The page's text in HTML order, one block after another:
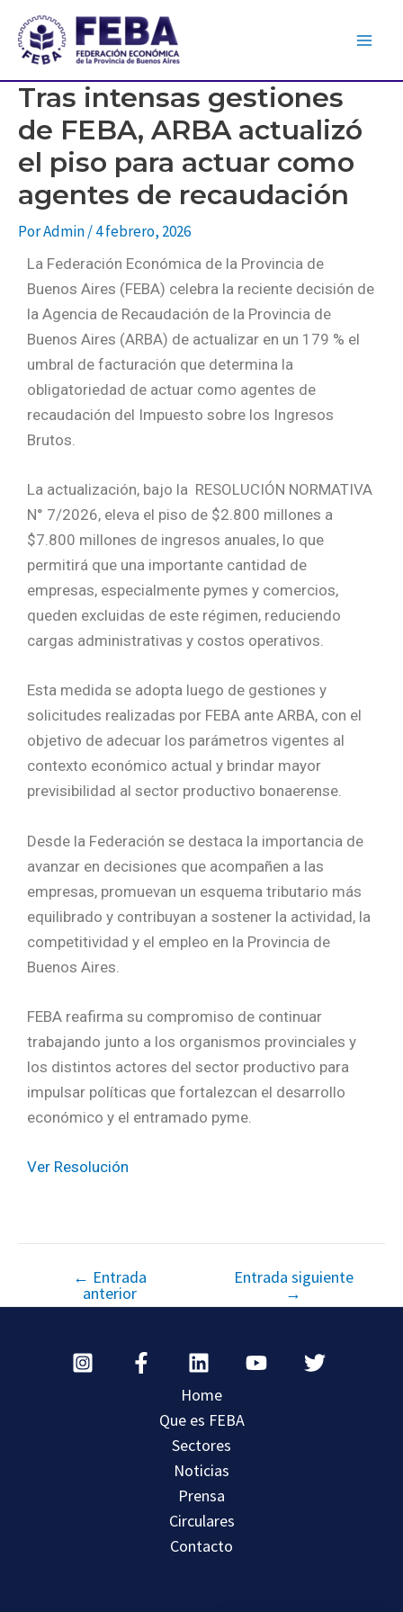
Tras intensas gestiones
de FEBA, ARBA actualizó
el piso para actuar como
agentes de recaudación
PorAdmin/4 febrero, 2026
La Federación Económica de la Provincia de
Buenos Aires (FEBA) celebra la reciente decisión de
la Agencia de Recaudación de la Provincia de
Buenos Aires (ARBA) de actualizar en un 179 % el
umbral de facturación que determina la
obligatoriedad de actuar como agentes de
recaudación del Impuesto sobre los Ingresos
Brutos.
La actualización, bajo la RESOLUCIÓN NORMATIVA
N° 7/2026, eleva el piso de $2.800 millones a
$7.800 millones de ingresos anuales, lo que
permitirá que una importante cantidad de
empresas, especialmente pymes y comercios,
queden excluidas de este régimen, reduciendo
cargas administrativas y costos operativos.
Esta medida se adopta luego de gestiones y
solicitudes realizadas por FEBA ante ARBA, con el
objetivo de adecuar los parámetros vigentes al
contexto económico actual y brindar mayor
previsibilidad al sector productivo bonaerense.
Desde la Federación se destaca la importancia de
avanzar en decisiones que acompañen a las
empresas, promuevan un esquema tributario más
equilibrado y contribuyan a sostener la actividad, la
competitividad y el empleo en la Provincia de
Buenos Aires.
FEBA reafirma su compromiso de continuar
trabajando junto a los organismos provinciales y
los distintos actores del sector productivo para
impulsar políticas que fortalezcan el desarrollo
económico y el entramado pyme.
Ver Resolución
← Entrada
anterior
Entrada siguiente
→
Home
Que es FEBA
Sectores
Noticias
Prensa
Circulares
Contacto